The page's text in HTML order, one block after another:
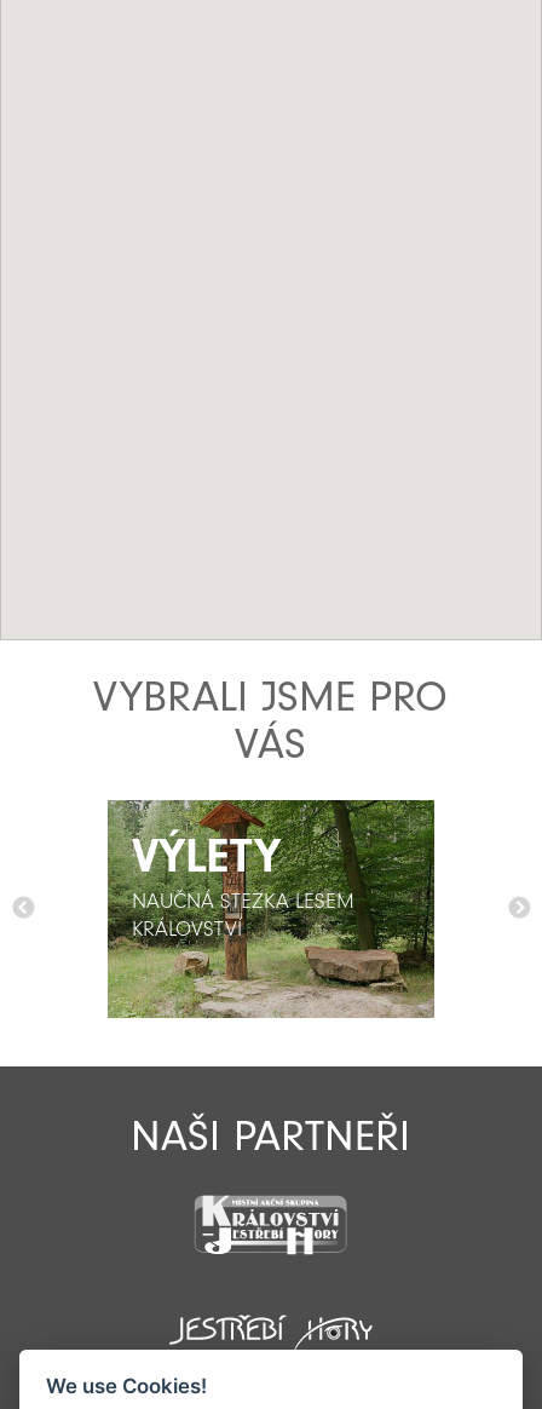
VYBRALI JSME PRO
VÁS
VÝLETY
NAUČNÁ STEZKA LESEM
KRÁLOVSTVÍ
VÝLETY
NAUČNÁ STEZKA LESEM
KRÁLOVSTVÍ
NAŠI PARTNEŘI
We use Cookies!